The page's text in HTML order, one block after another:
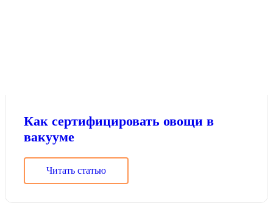
Как сертифицировать овощи в
вакууме
Читать статью